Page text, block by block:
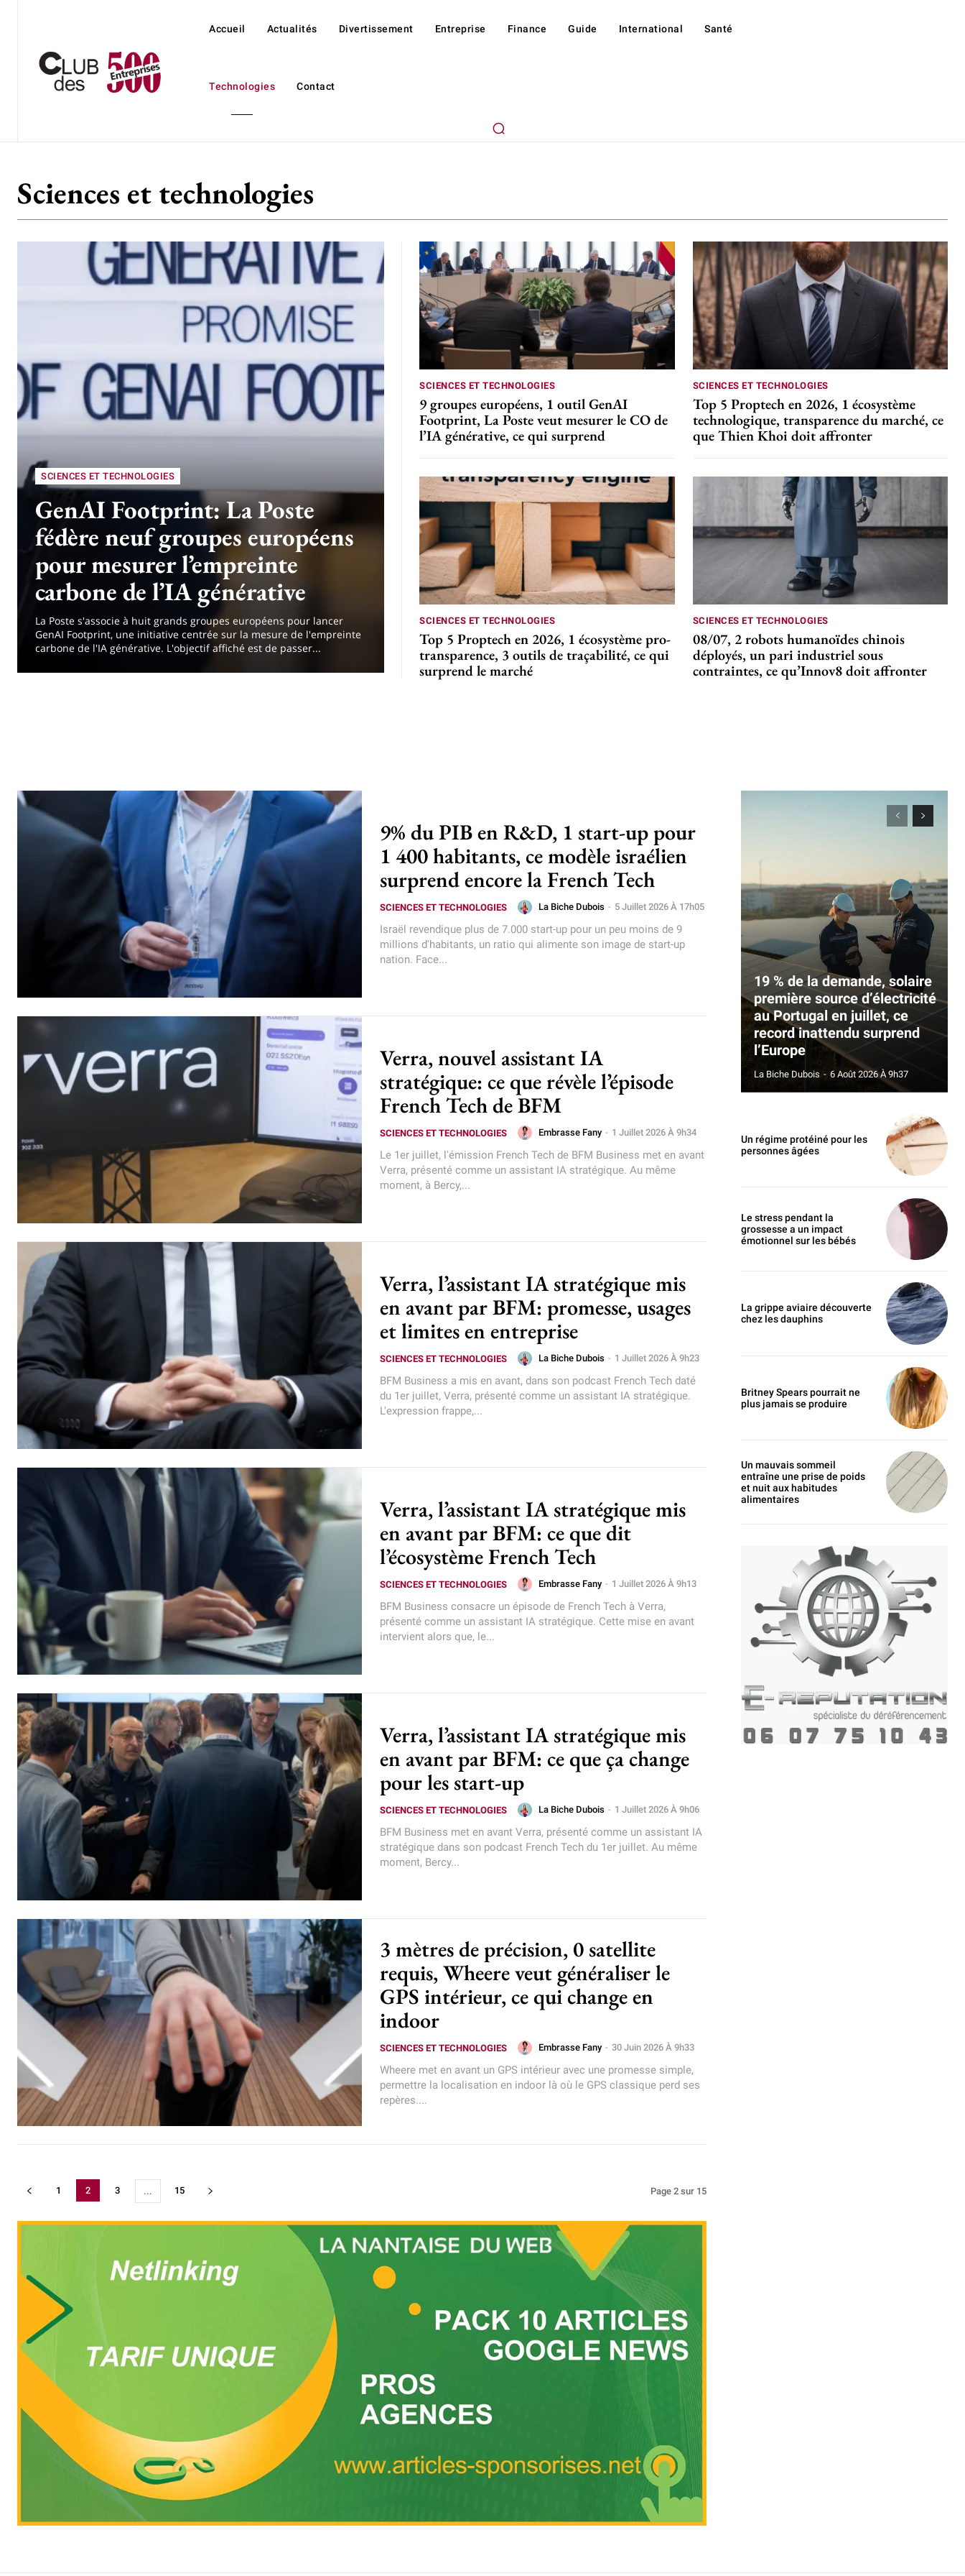
Accueil Actualités Divertissement Entreprise Finance Guide International Santé
Technologies Contact
Sciences et technologies
SCIENCES ET TECHNOLOGIES
GenAI Footprint: La Poste
fédère neuf groupes européens
pour mesurer l’empreinte
carbone de l’IA générative
La Poste s'associe à huit grands groupes européens pour lancer
GenAI Footprint, une initiative centrée sur la mesure de l'empreinte
carbone de l'IA générative. L'objectif affiché est de passer...
SCIENCES ET TECHNOLOGIES
9 groupes européens, 1 outil GenAI
Footprint, La Poste veut mesurer le CO de
l’IA générative, ce qui surprend
SCIENCES ET TECHNOLOGIES
Top 5 Proptech en 2026, 1 écosystème
technologique, transparence du marché, ce
que Thien Khoi doit affronter
SCIENCES ET TECHNOLOGIES
Top 5 Proptech en 2026, 1 écosystème pro-
transparence, 3 outils de traçabilité, ce qui
surprend le marché
SCIENCES ET TECHNOLOGIES
08/07, 2 robots humanoïdes chinois
déployés, un pari industriel sous
contraintes, ce qu’Innov8 doit affronter
9% du PIB en R&D, 1 start-up pour
1 400 habitants, ce modèle israélien
surprend encore la French Tech
SCIENCES ET TECHNOLOGIES La Biche Dubois - 5 Juillet 2026 À 17h05
Israël revendique plus de 7.000 start-up pour un peu moins de 9
millions d'habitants, un ratio qui alimente son image de start-up
nation. Face...
Verra, nouvel assistant IA
stratégique: ce que révèle l’épisode
French Tech de BFM
SCIENCES ET TECHNOLOGIES Embrasse Fany - 1 Juillet 2026 À 9h34
Le 1er juillet, l'émission French Tech de BFM Business met en avant
Verra, présenté comme un assistant IA stratégique. Au même
moment, à Bercy,...
Verra, l’assistant IA stratégique mis
en avant par BFM: promesse, usages
et limites en entreprise
SCIENCES ET TECHNOLOGIES La Biche Dubois - 1 Juillet 2026 À 9h23
BFM Business a mis en avant, dans son podcast French Tech daté
du 1er juillet, Verra, présenté comme un assistant IA stratégique.
L'expression frappe,...
Verra, l’assistant IA stratégique mis
en avant par BFM: ce que dit
l’écosystème French Tech
SCIENCES ET TECHNOLOGIES Embrasse Fany - 1 Juillet 2026 À 9h13
BFM Business consacre un épisode de French Tech à Verra,
présenté comme un assistant IA stratégique. Cette mise en avant
intervient alors que, le...
Verra, l’assistant IA stratégique mis
en avant par BFM: ce que ça change
pour les start-up
SCIENCES ET TECHNOLOGIES La Biche Dubois - 1 Juillet 2026 À 9h06
BFM Business met en avant Verra, présenté comme un assistant IA
stratégique dans son podcast French Tech du 1er juillet. Au même
moment, Bercy...
3 mètres de précision, 0 satellite
requis, Wheere veut généraliser le
GPS intérieur, ce qui change en
indoor
SCIENCES ET TECHNOLOGIES Embrasse Fany - 30 Juin 2026 À 9h33
Wheere met en avant un GPS intérieur avec une promesse simple,
permettre la localisation en indoor là où le GPS classique perd ses
repères....
1 2 3 ... 15 Page 2 sur 15
19 % de la demande, solaire
première source d’électricité
au Portugal en juillet, ce
record inattendu surprend
l’Europe
La Biche Dubois - 6 Août 2026 À 9h37
Un régime protéiné pour les
personnes âgées
Le stress pendant la
grossesse a un impact
émotionnel sur les bébés
La grippe aviaire découverte
chez les dauphins
Britney Spears pourrait ne
plus jamais se produire
Un mauvais sommeil
entraîne une prise de poids
et nuit aux habitudes
alimentaires